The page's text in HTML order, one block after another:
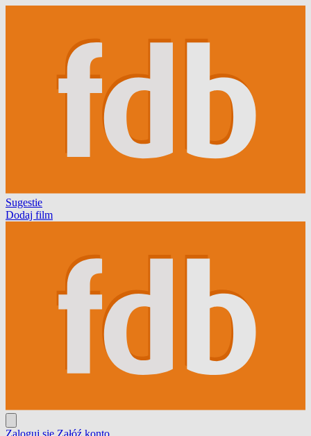
Sugestie
Dodaj film
Zaloguj się Załóź konto